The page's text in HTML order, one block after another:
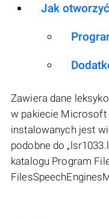
Jak
Zawiera dane
w pakiecie Microsoft
instalowanych jest
podobne do
katalogu Program